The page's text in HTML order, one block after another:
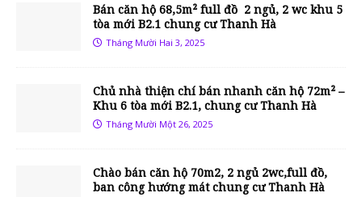
Bán căn hộ 68,5m² full đồ 2 ngủ, 2 wc khu 5
tòa mới B2.1 chung cư Thanh Hà
Tháng Mười Hai 3, 2025
Chủ nhà thiện chí bán nhanh căn hộ 72m² –
Khu 6 tòa mới B2.1, chung cư Thanh Hà
Tháng Mười Một 26, 2025
Chào bán căn hộ 70m2, 2 ngủ 2wc,full đồ,
ban công hướng mát chung cư Thanh Hà